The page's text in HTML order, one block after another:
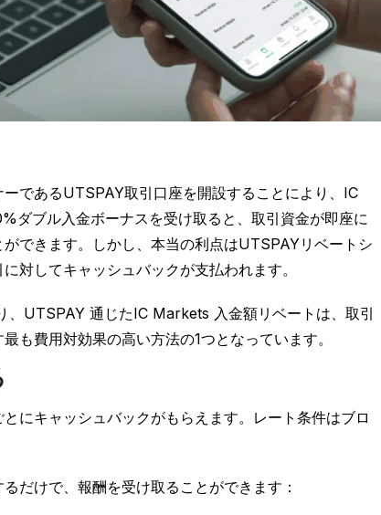
であるUTSPAY取引口座を開設することにより、IC
ダブル入金ボーナスを受け取ると、取引資金が即座に
できます。しかし、本当の利点はUTSPAYリベートシ
対してキャッシュバックが支払われます。
、UTSPAY 通じたIC Markets 入金額リベートは、取引
も費用対効果の高い方法の1つとなっています。
にキャッシュバックがもらえます。レート条件はブロ
だけで、報酬を受け取ることができます：